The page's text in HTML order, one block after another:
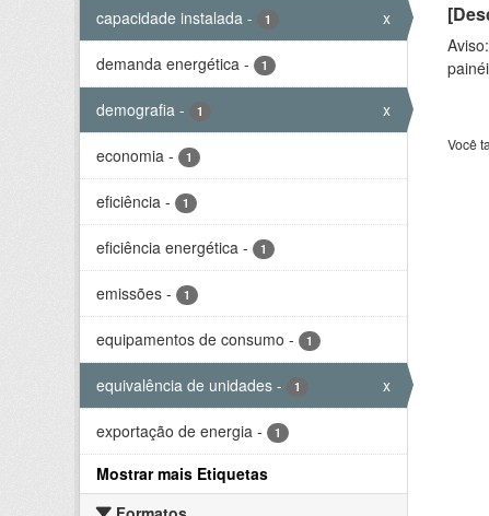
capacidade instalada - 1 x
demanda energética - 1
demografia - 1 x
economia - 1
eficiência - 1
eficiência energética - 1
emissões - 1
equipamentos de consumo - 1
equivalência de unidades - 1 x
exportação de energia - 1
Mostrar mais Etiquetas
Você